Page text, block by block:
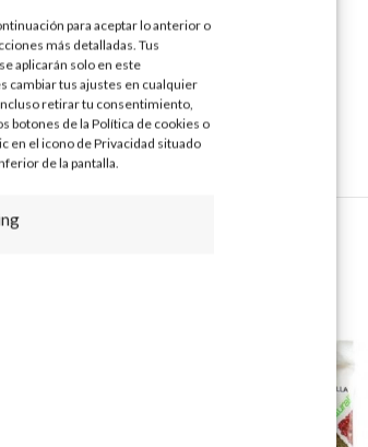
para aceptar lo anterior o
más detalladas. Tus
aplicarán solo en este
cambiar tus ajustes en cualquier
retirar tu consentimiento,
botones de la Política de cookies o
en el icono de Privacidad situado
de la pantalla.